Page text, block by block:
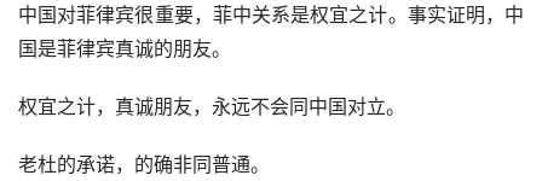
中国对菲律宾很重要，菲中关系是权宜之计。事实证明，中
国是菲律宾真诚的朋友。
权宜之计，真诚朋友，永远不会同中国对立。
老杜的承诺，的确非同普通。